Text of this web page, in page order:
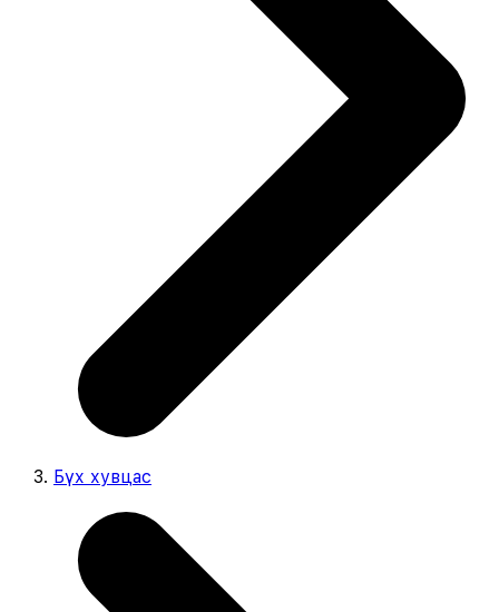
Бүх хувцас